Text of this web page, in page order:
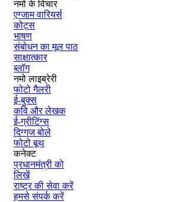
नमो के विचार
एग्जाम वारियर्स
कोट्स
भाषण
संबोधन का मूल पाठ
साक्षात्कार
ब्लॉग
नमो लाइब्रेरी
फोटो गैलरी
ई-बुक्स
कवि और लेखक
ई-ग्रीटिंग्स
दिग्गज बोले
फोटो बूथ
कनेक्ट
प्रधानमंत्री को
लिखें
राष्ट्र की सेवा करें
हमसे संपर्क करें